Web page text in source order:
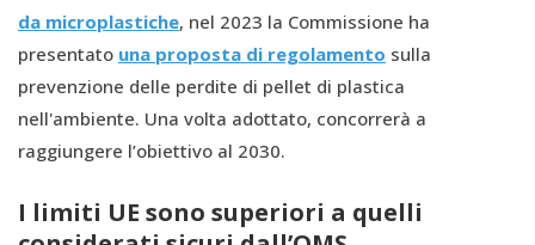
da microplastiche, nel 2023 la Commissione ha
presentato una proposta di regolamento sulla
prevenzione delle perdite di pellet di plastica
nell'ambiente. Una volta adottato, concorrerà a
raggiungere l’obiettivo al 2030.
I limiti UE sono superiori a quelli